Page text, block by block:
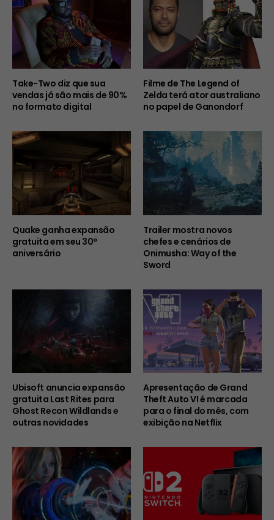
Take-Two diz que sua
vendas já são mais de 90%
no formato digital
Filme de The Legend of
Zelda terá ator australiano
no papel de Ganondorf
Quake ganha expansão
gratuita em seu 30º
aniversário
Trailer mostra novos
chefes e cenários de
Onimusha: Way of the
Sword
Ubisoft anuncia expansão
gratuita Last Rites para
Ghost Recon Wildlands e
outras novidades
Apresentação de Grand
Theft Auto VI é marcada
para o final do mês, com
exibição na Netflix